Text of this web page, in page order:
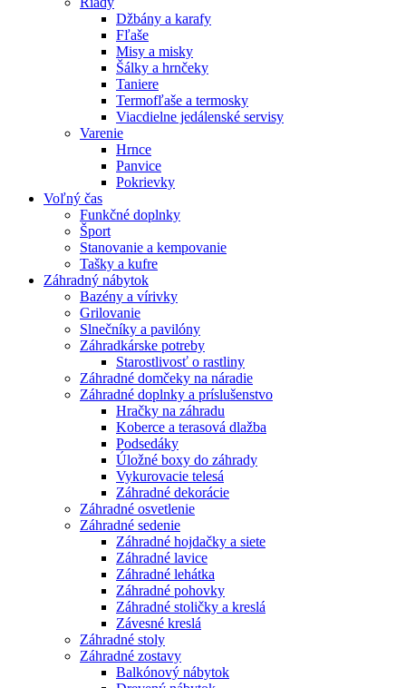
Džbány a karafy
Fľaše
Misy a misky
Šálky a hrnčeky
Taniere
Termofľaše a termosky
Viacdielne jedálenské servisy
Varenie
Hrnce
Panvice
Pokrievky
Voľný čas
Funkčné doplnky
Šport
Stanovanie a kempovanie
Tašky a kufre
Záhradný nábytok
Bazény a vírivky
Grilovanie
Slnečníky a pavilóny
Záhradkárske potreby
Starostlivosť o rastliny
Záhradné domčeky na náradie
Záhradné doplnky a príslušenstvo
Hračky na záhradu
Koberce a terasová dlažba
Podsedáky
Úložné boxy do záhrady
Vykurovacie telesá
Záhradné dekorácie
Záhradné osvetlenie
Záhradné sedenie
Záhradné hojdačky a siete
Záhradné lavice
Záhradné lehátka
Záhradné pohovky
Záhradné stoličky a kreslá
Závesné kreslá
Záhradné stoly
Záhradné zostavy
Balkónový nábytok